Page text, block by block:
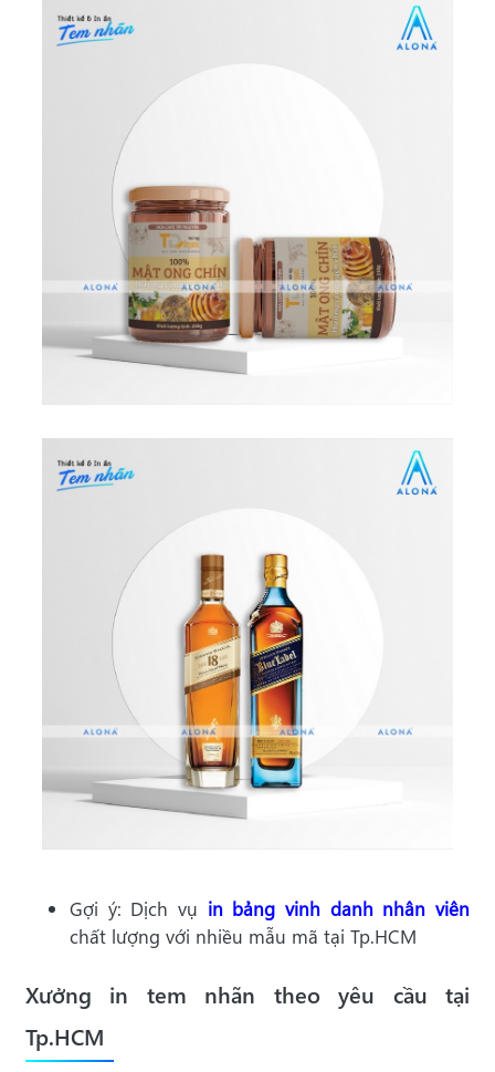
Gợi ý: Dịch vụ in bảng vinh danh nhân viên
chất lượng với nhiều mẫu mã tại Tp.HCM
Xưởng in tem nhãn theo yêu cầu tại
Tp.HCM